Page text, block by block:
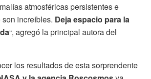
atmosféricas persistentes e
increíbles. Deja espacio para la
“, agregó la principal autora del
los resultados de esta sorprendente